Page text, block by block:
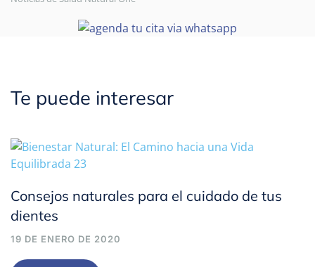
Te puede interesar
Consejos naturales para el cuidado de tus
dientes
19 DE ENERO DE 2020